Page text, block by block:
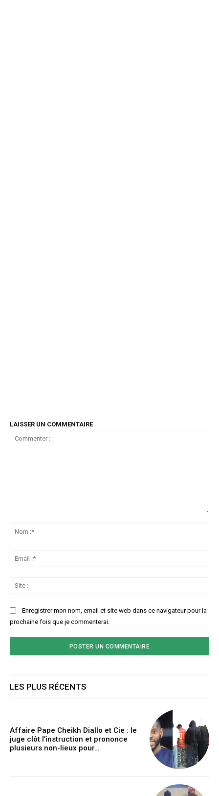
LAISSER UN COMMENTAIRE
Enregistrer mon nom, email et site web dans ce navigateur pour la
prochaine fois que je commenterai.
LES PLUS RÉCENTS
Affaire Pape Cheikh Diallo et Cie : le
juge clôt l’instruction et prononce
plusieurs non-lieux pour…